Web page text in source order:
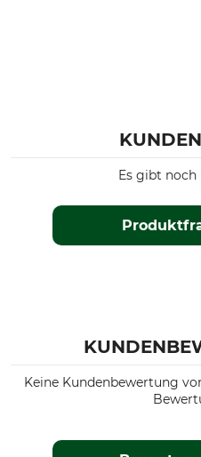
Es gibt noch
Keine Kundenbewertung